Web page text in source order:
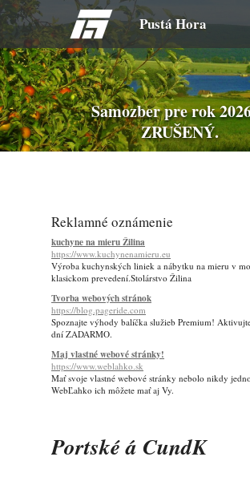
Samozber pre rok
ZRUŠENÝ.
Pustá Hora
Reklamné oznámenie
kuchyne na mieru Žilina
https://www.kuchynenamieru.eu
Výroba kuchynských liniek a nábytku na mieru v
klasickom prevedení.Stolárstvo Žilina
Tvorba webových stránok
https://blog.pageride.com
Spoznajte výhody balíčka služieb Premium!
dní ZADARMO.
Maj vlastné webové stránky!
https://www.weblahko.sk
Mať svoje vlastné webové stránky nebolo nikdy
WebĽahko ich môžete mať aj Vy.
Portské á CundK